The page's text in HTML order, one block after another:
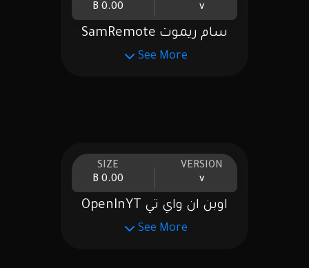
v
0.00 B
سام ريموت SamRemote
See More
VERSION
v
SIZE
0.00 B
اوبن ان واي تي OpenInYT
See More